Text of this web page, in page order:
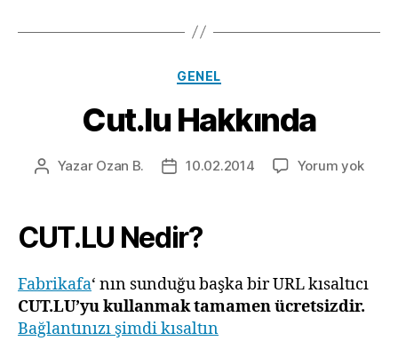
Kategoriler
GENEL
Cut.lu Hakkında
Yazının
Yazar Ozan B.
Yazı10.02.2014 Yorum yok
CUT.LU Nedir?
Fabrikafa‘ nın sunduğu başka bir URL kısaltıcı
CUT.LU’yu kullanmak tamamen ücretsizdir.
Bağlantınızı şimdi kısaltın